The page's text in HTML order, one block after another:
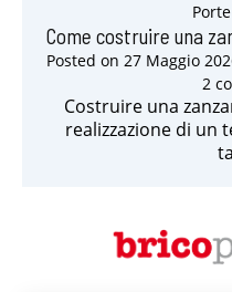
Come costruire una
Posted on 27 Maggio
2
Costruire una
realizzazione di un